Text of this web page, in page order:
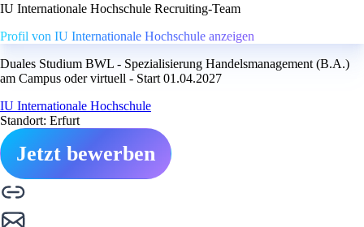
IU Internationale Hochschule Recruiting-Team
Profil von IU Internationale Hochschule anzeigen
Duales Studium BWL - Spezialisierung Handelsmanagement (B.A.)
am Campus oder virtuell - Start 01.04.2027
IU Internationale Hochschule
Standort: Erfurt
Jetzt bewerben